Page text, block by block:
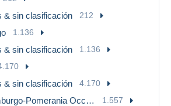
& sin clasificación 212
1.136
& sin clasificación 1.136
& sin clasificación 4.170
Mecklemburgo-Pomerania Occidental 1.557